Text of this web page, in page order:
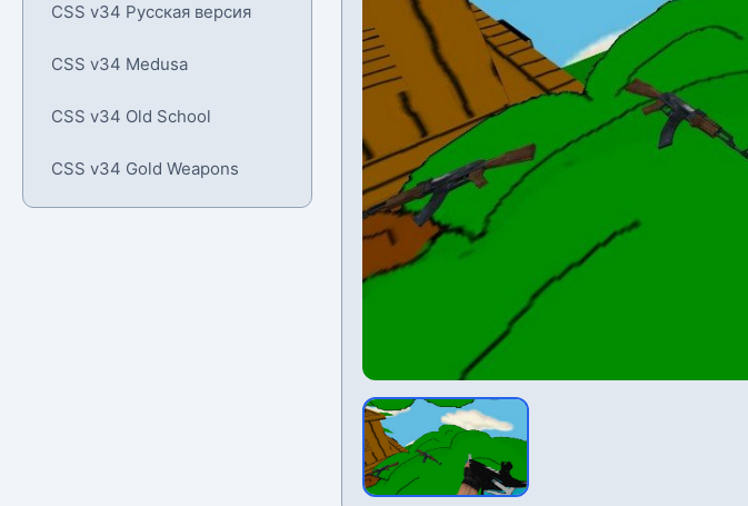
CSS v34 Русская версия
CSS v34 Medusa
CSS v34 Old School
CSS v34 Gold Weapons